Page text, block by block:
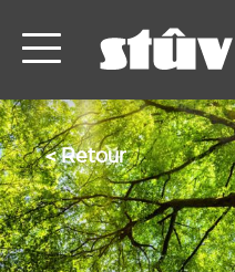
< Retour